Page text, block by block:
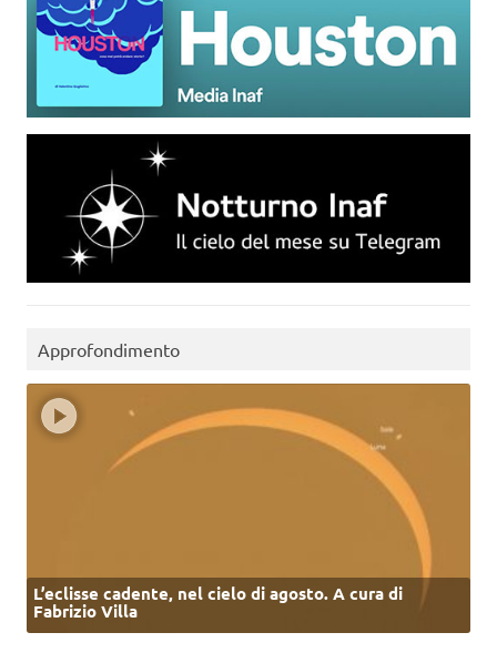
Approfondimento
L’eclisse cadente, nel cielo di agosto. A cura di
Fabrizio Villa